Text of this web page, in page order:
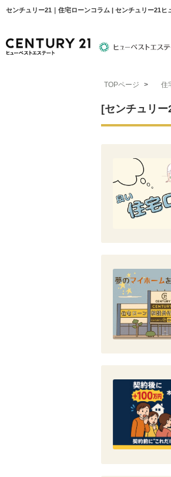
センチュリー21｜住宅ローンコラム | センチュリー21ヒ
TOPページ > 住
[センチュリ